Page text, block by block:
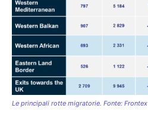
Le principali rotte migratorie. Fonte: Frontex